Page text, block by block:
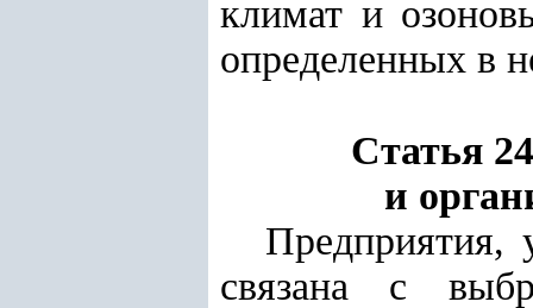
климат и
определенных в
Статья
и
Предприятия,
связана с